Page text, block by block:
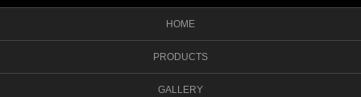
HOME
PRODUCTS
GALLERY